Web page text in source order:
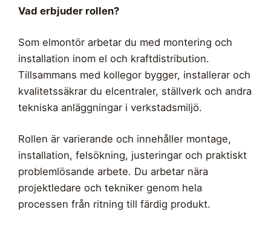
Vad erbjuder rollen?
Som elmontör arbetar du med montering och
installation inom el och kraftdistribution.
Tillsammans med kollegor bygger, installerar och
kvalitetssäkrar du elcentraler, ställverk och andra
tekniska anläggningar i verkstadsmiljö.
Rollen är varierande och innehåller montage,
installation, felsökning, justeringar och praktiskt
problemlösande arbete. Du arbetar nära
projektledare och tekniker genom hela
processen från ritning till färdig produkt.